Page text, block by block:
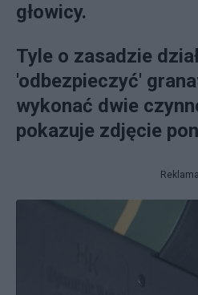
głowicy.
Tyle o zasadzie
'odbezpieczyć'
wykonać dwie
pokazuje zdjęcie
Reklama